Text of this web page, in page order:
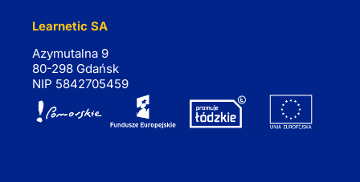
Learnetic SA
Azymutalna 9
80-298 Gdańsk
NIP 5842705459